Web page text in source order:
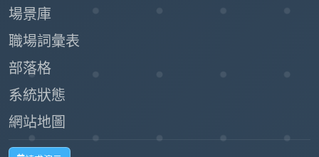
場景庫
職場詞彙表
部落格
系統狀態
網站地圖